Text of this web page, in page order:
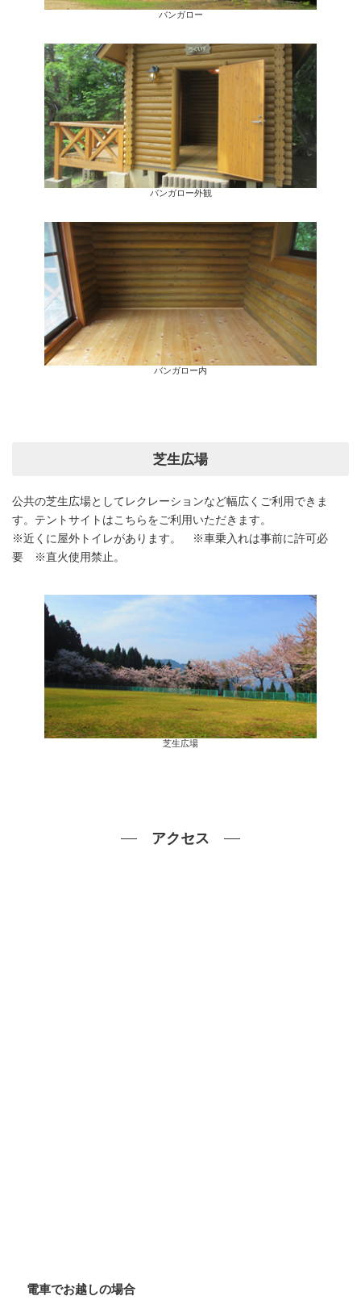
バンガロー
バンガロー外観
バンガロー内
芝生広場
公共の芝生広場としてレクレーションなど幅広くご利用できま
す。テントサイトはこちらをご利用いただきます。
※近くに屋外トイレがあります。 ※車乗入れは事前に許可必
要 ※直火使用禁止。
芝生広場
アクセス
電車でお越しの場合